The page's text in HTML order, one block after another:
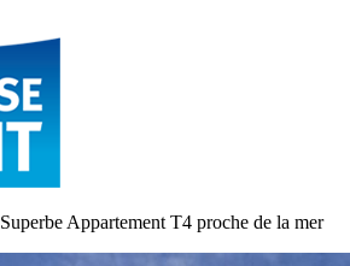
Superbe Appartement T4 proche de la mer